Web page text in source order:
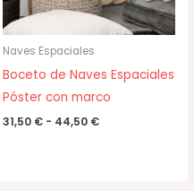
Naves Espaciales
Boceto de Naves Espaciales
Póster con marco
31,50 € - 44,50 €